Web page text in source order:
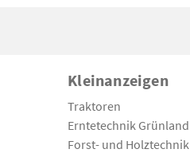
Kleinanzeigen
Traktoren
Erntetechnik Grünland
Forst- und Holztechnik